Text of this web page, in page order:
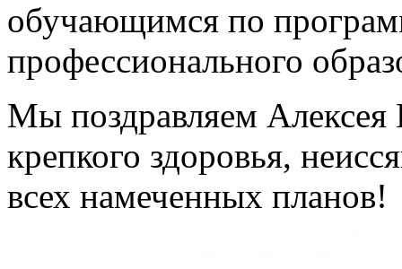
обучающимся по
профессионального
Мы поздравляем Алексея
крепкого здоровья,
всех намеченных планов!